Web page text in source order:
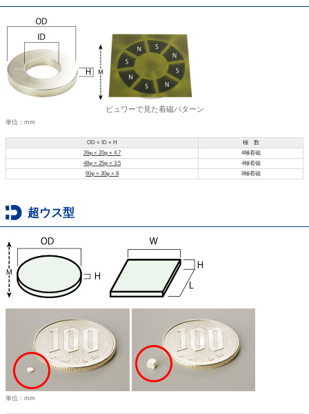
ビュワーで見た着磁パターン
単位：mm
OD × ID × H
極 数
26φ × 20φ × 4.7
4極着磁
48φ × 25φ × 3.5
4極着磁
60φ × 30φ × 8
8極着磁
超ウス型
単位：mm